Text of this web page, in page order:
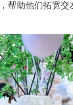
助他们拓宽